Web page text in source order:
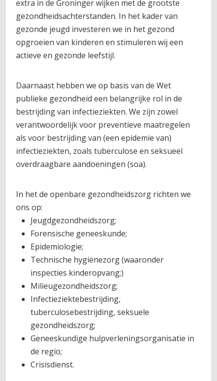
extra in de Groninger wijken met de grootste
gezondheidsachterstanden. In het kader van
gezonde jeugd investeren we in het gezond
opgroeien van kinderen en stimuleren wij een
actieve en gezonde leefstijl.
Daarnaast hebben we op basis van de Wet
publieke gezondheid een belangrijke rol in de
bestrijding van infectieziekten. We zijn zowel
verantwoordelijk voor preventieve maatregelen
als voor bestrijding van (een epidemie van)
infectieziekten, zoals tuberculose en seksueel
overdraagbare aandoeningen (soa).
In het de openbare gezondheidszorg richten we
ons op:
Jeugdgezondheidszorg;
Forensische geneeskunde;
Epidemiologie;
Technische hygiënezorg (waaronder
inspecties kinderopvang;)
Milieugezondheidszorg;
Infectieziektebestrijding,
tuberculosebestrijding, seksuele
gezondheidszorg;
Geneeskundige hulpverleningsorganisatie in
de regio;
Crisisdienst.